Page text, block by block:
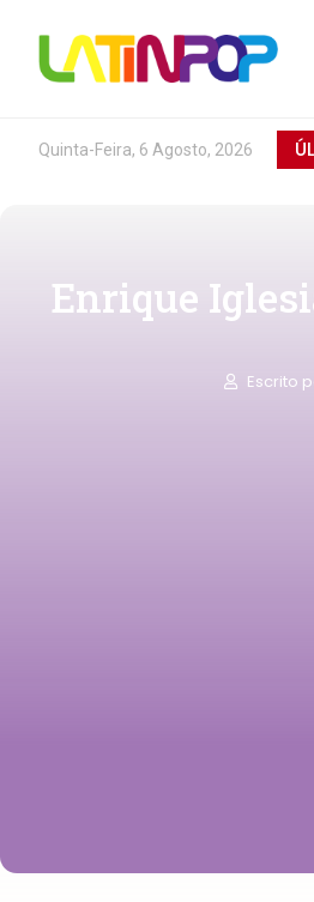
Quinta-Feira, 6 Agosto, 2026
Enrique
Escrito